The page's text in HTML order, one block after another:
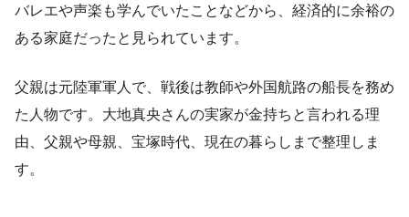
バレエや声楽も学んでいたことなどから、経済的に余裕の
ある家庭だったと見られています。
父親は元陸軍軍人で、戦後は教師や外国航路の船長を務め
た人物です。大地真央さんの実家が金持ちと言われる理
由、父親や母親、宝塚時代、現在の暮らしまで整理しま
す。